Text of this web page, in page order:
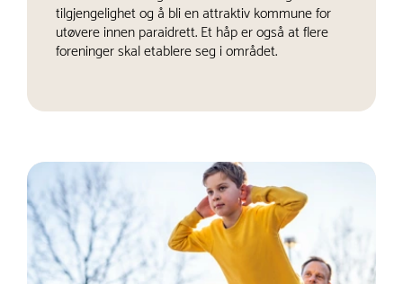
tilgjengelighet og å bli en attraktiv kommune for
utøvere innen paraidrett. Et håp er også at flere
foreninger skal etablere seg i området.